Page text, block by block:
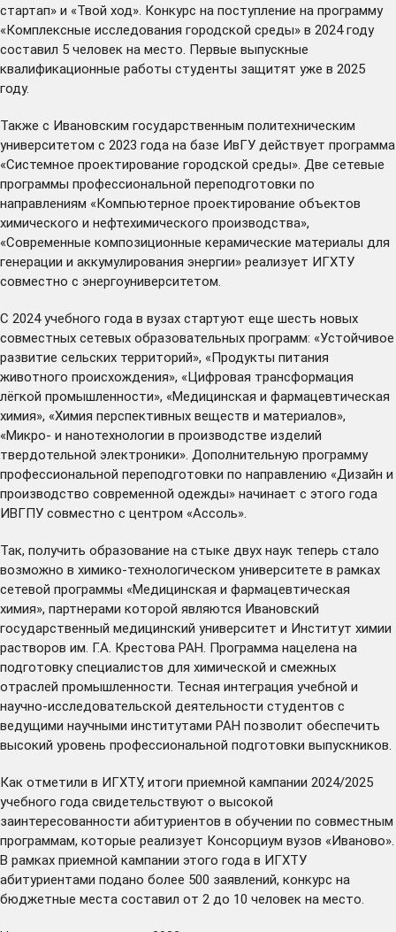
стартап» и «Твой ход». Конкурс на поступление на программу
«Комплексные исследования городской среды» в 2024 году
составил 5 человек на место. Первые выпускные
квалификационные работы студенты защитят уже в 2025
году.
Также с Ивановским государственным политехническим
университетом с 2023 года на базе ИвГУ действует программа
«Системное проектирование городской среды». Две сетевые
программы профессиональной переподготовки по
направлениям «Компьютерное проектирование объектов
химического и нефтехимического производства»,
«Современные композиционные керамические материалы для
генерации и аккумулирования энергии» реализует ИГХТУ
совместно с энергоуниверситетом.
С 2024 учебного года в вузах стартуют еще шесть новых
совместных сетевых образовательных программ: «Устойчивое
развитие сельских территорий», «Продукты питания
животного происхождения», «Цифровая трансформация
лёгкой промышленности», «Медицинская и фармацевтическая
химия», «Химия перспективных веществ и материалов»,
«Микро- и нанотехнологии в производстве изделий
твердотельной электроники». Дополнительную программу
профессиональной переподготовки по направлению «Дизайн и
производство современной одежды» начинает с этого года
ИВГПУ совместно с центром «Ассоль».
Так, получить образование на стыке двух наук теперь стало
возможно в химико-технологическом университете в рамках
сетевой программы «Медицинская и фармацевтическая
химия», партнерами которой являются Ивановский
государственный медицинский университет и Институт химии
растворов им. Г.А. Крестова РАН. Программа нацелена на
подготовку специалистов для химической и смежных
отраслей промышленности. Тесная интеграция учебной и
научно-исследовательской деятельности студентов с
ведущими научными институтами РАН позволит обеспечить
высокий уровень профессиональной подготовки выпускников.
Как отметили в ИГХТУ, итоги приемной кампании 2024/2025
учебного года свидетельствуют о высокой
заинтересованности абитуриентов в обучении по совместным
программам, которые реализует Консорциум вузов «Иваново».
В рамках приемной кампании этого года в ИГХТУ
абитуриентами подано более 500 заявлений, конкурс на
бюджетные места составил от 2 до 10 человек на место.